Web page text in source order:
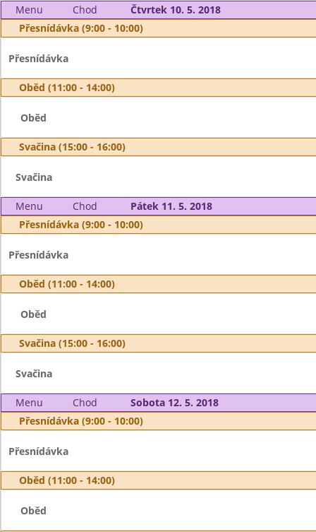
Menu Chod
Čtvrtek 10. 5. 2018
Přesnídávka (9:00 - 10:00)
Přesnídávka
Oběd (11:00 - 14:00)
Oběd
Svačina (15:00 - 16:00)
Svačina
Menu Chod
Pátek 11. 5. 2018
Přesnídávka (9:00 - 10:00)
Přesnídávka
Oběd (11:00 - 14:00)
Oběd
Svačina (15:00 - 16:00)
Svačina
Menu Chod
Sobota 12. 5. 2018
Přesnídávka (9:00 - 10:00)
Přesnídávka
Oběd (11:00 - 14:00)
Oběd